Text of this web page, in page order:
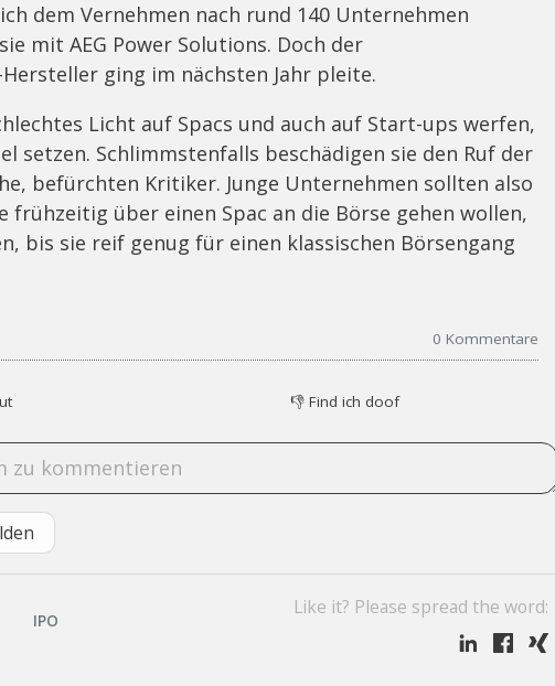
dem Vernehmen nach rund 140 Unternehmen
mit AEG Power Solutions. Doch der
ging im nächsten Jahr pleite.
Licht auf Spacs und auch auf Start-ups werfen,
setzen. Schlimmstenfalls beschädigen sie den Ruf der
befürchten Kritiker. Junge Unternehmen sollten also
frühzeitig über einen Spac an die Börse gehen wollen,
bis sie reif genug für einen klassischen Börsengang
0 Kommentare
👎 Find ich doof
IPO
Like it? Please spread the word: